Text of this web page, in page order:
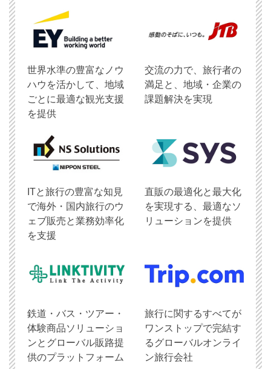
世界水準の豊富なノウ
ハウを活かして、地域
ごとに最適な観光支援
を提供
交流の力で、旅行者の
満足と、地域・企業の
課題解決を実現
ITと旅行の豊富な知見
で海外・国内旅行のウ
ェブ販売と業務効率化
を支援
直販の最適化と最大化
を実現する、最適なソ
リューションを提供
鉄道・バス・ツアー・
体験商品ソリューショ
ンとグローバル販路提
供のプラットフォーム
旅行に関するすべてが
ワンストップで完結す
るグローバルオンライ
ン旅行会社